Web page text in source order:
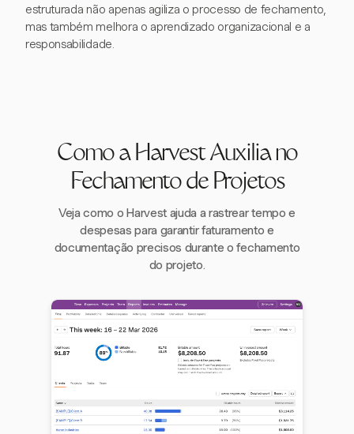
estruturada não apenas agiliza o processo de fechamento,
mas também melhora o aprendizado organizacional e a
responsabilidade.
Como a Harvest Auxilia no
Fechamento de Projetos
Veja como o Harvest ajuda a rastrear tempo e
despesas para garantir faturamento e
documentação precisos durante o fechamento
do projeto.